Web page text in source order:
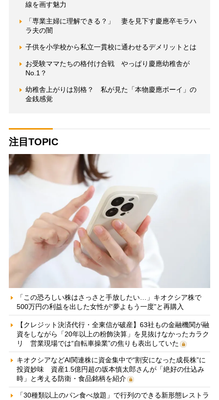
線を画す魅力
「専業主婦に理解できる？」 妻を見下す慶應卒モラハ
ラ夫の闇
子供を小学校から私立一貫校に通わせるデメリットとは
お受験ママたちの格付け合戦 やっぱり慶應幼稚舎が
No.1？
幼稚舎上がりは別格？ 私が見た「本物慶應ボーイ」の
金銭感覚
注目TOPIC
「この恐ろしい株はさっさと手放したい…」キオクシア株で
500万円の利益を出した女性が“夢よもう一度”と再購入
【クレジット決済代行・全東信が破産】63社もの金融機関が融
資をしながら「20年以上の粉飾決算」を見抜けなかったカラク
リ 営業現場では“自転車操業”の焦りも表出していた
キオクシアなどAI関連株に資金集中で“割安になった成長株”に
投資妙味 資産1.5億円超の坂本慎太郎さんが「絶好の仕込み
時」と考える防衛・食品銘柄を紹介
「30種類以上のパン食べ放題」で行列のできる新形態レストラ